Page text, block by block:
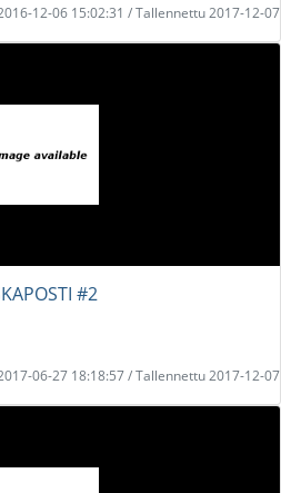
12-06 15:02:31 / Tallennettu 2017-12-07
#2
06-27 18:18:57 / Tallennettu 2017-12-07